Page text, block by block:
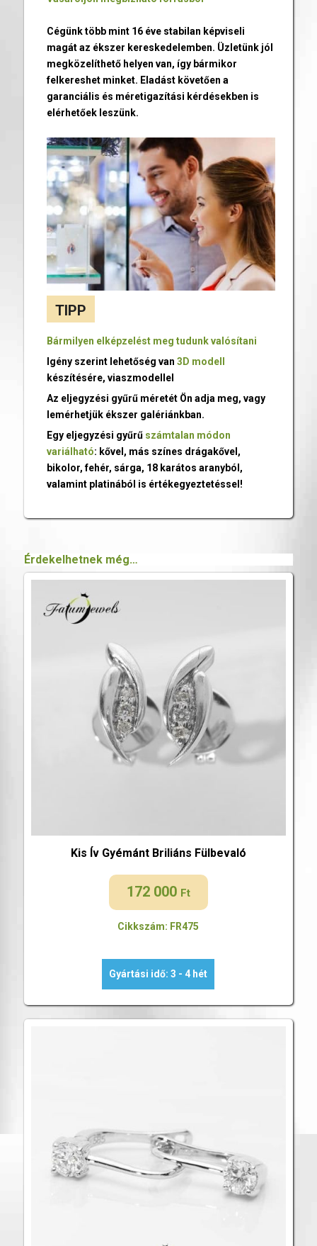
Cégünk több mint 16 éve stabilan képviseli
magát az ékszer kereskedelemben. Üzletünk jól
megközelíthető helyen van, így bármikor
felkereshet minket. Eladást követően a
garanciális és méretigazítási kérdésekben is
elérhetőek leszünk.
TIPP
Bármilyen elképzelést meg tudunk valósítani
Igény szerint lehetőség van 3D modell
készítésére, viaszmodellel
Az eljegyzési gyűrű méretét Ön adja meg, vagy
lemérhetjük ékszer galériánkban.
Egy eljegyzési gyűrű számtalan módon
variálható: kővel, más színes drágakővel,
bikolor, fehér, sárga, 18 karátos aranyból,
valamint platinából is értékegyeztetéssel!
Érdekelhetnek még…
Kis Ív Gyémánt Briliáns Fülbevaló
172 000 Ft
Cikkszám: FR475
Gyártási idő: 3 - 4 hét